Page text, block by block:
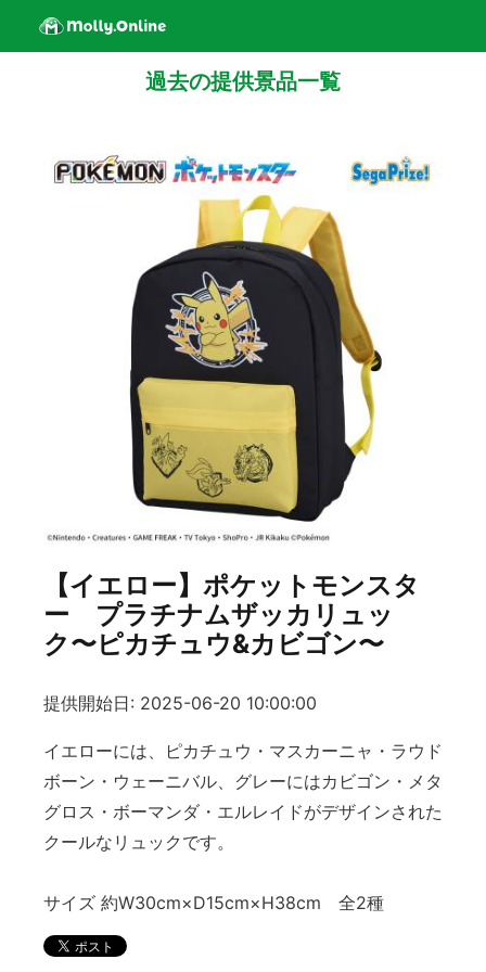
過去の提供景品一覧
【イエロー】ポケットモンスタ
ー プラチナムザッカリュッ
ク〜ピカチュウ&カビゴン〜
提供開始日: 2025-06-20 10:00:00
イエローには、ピカチュウ・マスカーニャ・ラウド
ボーン・ウェーニバル、グレーにはカビゴン・メタ
グロス・ボーマンダ・エルレイドがデザインされた
クールなリュックです。
サイズ 約W30cm×D15cm×H38cm 全2種